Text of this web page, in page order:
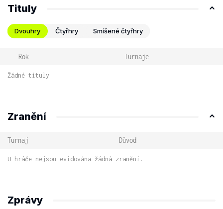
Tituly
Dvouhry Čtyřhry Smíšené čtyřhry
Rok Turnaje
Žádné tituly
Zranění
Turnaj Důvod
U hráče nejsou evidována žádná zranění.
Zprávy